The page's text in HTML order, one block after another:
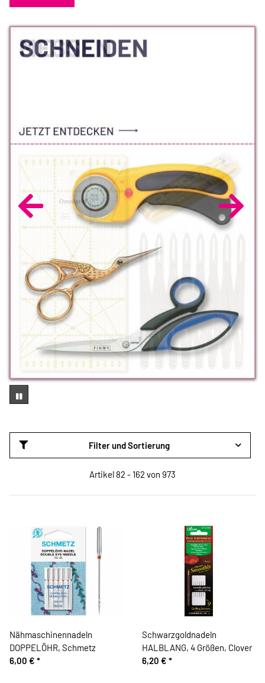
Filter und Sortierung
Artikel 82 - 162 von 973
Nähmaschinennadeln
DOPPELÖHR, Schmetz
6,00 € *
Schwarzgoldnadeln
HALBLANG, 4 Größen, Clover
6,20 € *